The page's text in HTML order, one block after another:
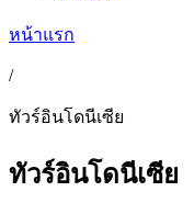
หน้าแรก
/
ทัวร์อินโดนีเซีย
ทัวร์อินโดนีเซีย